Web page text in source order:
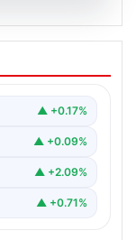
için
▲ +0.17%
▲ +0.09%
▲ +2.09%
▲ +0.71%